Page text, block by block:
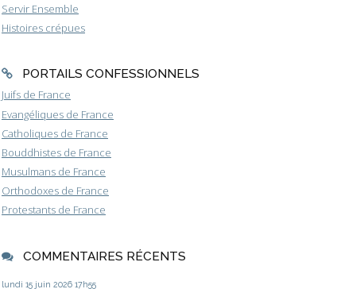
Servir Ensemble
Histoires crépues
PORTAILS CONFESSIONNELS
Juifs de France
Evangéliques de France
Catholiques de France
Bouddhistes de France
Musulmans de France
Orthodoxes de France
Protestants de France
COMMENTAIRES RÉCENTS
lundi 15 juin 2026 17h55